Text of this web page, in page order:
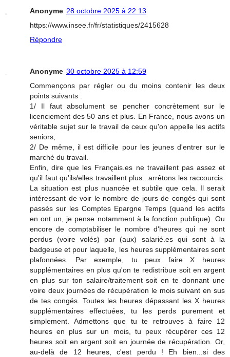
Anonyme 28 octobre 2025 à 22:13
https://www.insee.fr/fr/statistiques/2415628
Répondre
Anonyme 30 octobre 2025 à 12:59
Commençons par régler ou du moins contenir les deux
points suivants :
1/ Il faut absolument se pencher concrètement sur le
licenciement des 50 ans et plus. En France, nous avons un
véritable sujet sur le travail de ceux qu'on appelle les actifs
seniors;
2/ De même, il est difficile pour les jeunes d'entrer sur le
marché du travail.
Enfin, dire que les Français.es ne travaillent pas assez et
qu'il faut qu'ils/elles travaillent plus...arrêtons les raccourcis.
La situation est plus nuancée et subtile que cela. Il serait
intéressant de voir le nombre de jours de congés qui sont
passés sur les Comptes Epargne Temps (quand les actifs
en ont un, je pense notamment à la fonction publique). Ou
encore de comptabiliser le nombre d'heures qui ne sont
perdus (voire volés) par (aux) salarié.es qui sont à la
badgeuse et pour laquelle, les heures supplémentaires sont
plafonnées. Par exemple, tu peux faire X heures
supplémentaires en plus qu'on te redistribue soit en argent
en plus sur ton salaire/traitement soit en te donnant une
voire deux journées de récupération le mois suivant en sus
de tes congés. Toutes les heures dépassant les X heures
supplémentaires effectuées, tu les perds purement et
simplement. Admettons que tu te retrouves à faire 12
heures en plus sur un mois, tu peux récupérer ces 12
heures soit en argent soit en journée de récupération. Or,
au-delà de 12 heures, c'est perdu ! Eh bien...si des